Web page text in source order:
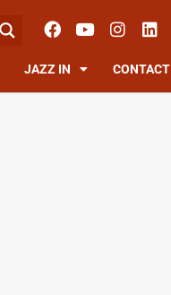
JAZZ IN CONTACT